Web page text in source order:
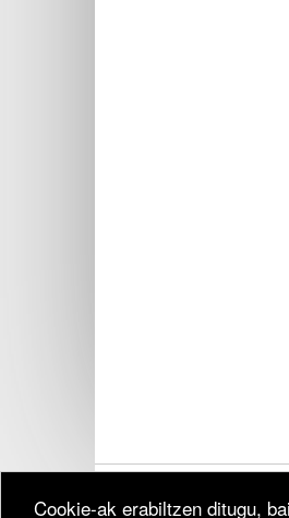
Cookie-ak erabiltzen ditugu,